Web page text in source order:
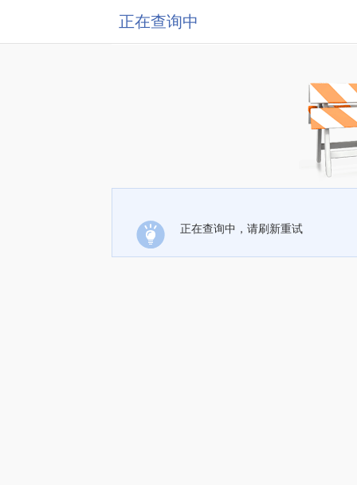
正在查询中
正在查询中，请刷新重试